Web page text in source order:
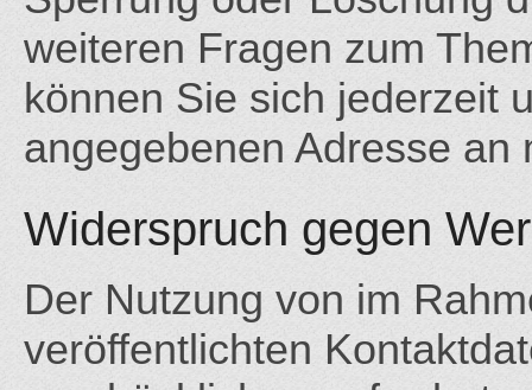
weiteren Fragen zum
können Sie sich jederzeit
angegebenen Adresse an
Widerspruch gegen
Der Nutzung von im
veröffentlichten